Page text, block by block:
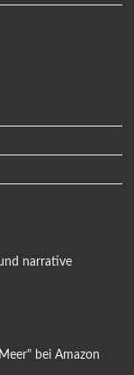
narrative
bei Amazon